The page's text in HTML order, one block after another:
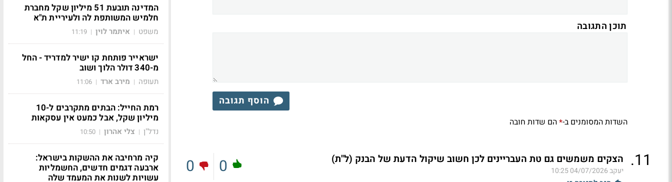
תוכן התגובה
הוסף תגובה
השדות המסומנים ב-*הם שדות חובה
11
. הצקים משמשים גם טת העבריינים לכן חשוב שיקול הדעת של הבנק (ל"ת)
יעקב04/07/2026 10:25
0
0
המדינה תובעת 51 מיליון שקל מחברת
חלמיש המשותפת לה ולעיריית ת"א
משפט | איתמר לוין |
11:19
ישראייר פותחת קו ישיר למדריד - החל
מ-340 דולר הלוך ושוב
תעופה | מירב ארד |
11:06
רמת החייל: הבתים מתקרבים ל-10
מיליון שקל, אבל כמעט אין עסקאות
נדל"ן | צלי אהרון |
10:50
קיה מרחיבה את ההשקות בישראל:
ארבעה דגמים חדשים, החשמליות
עשויות לשנות את המעמד שלה